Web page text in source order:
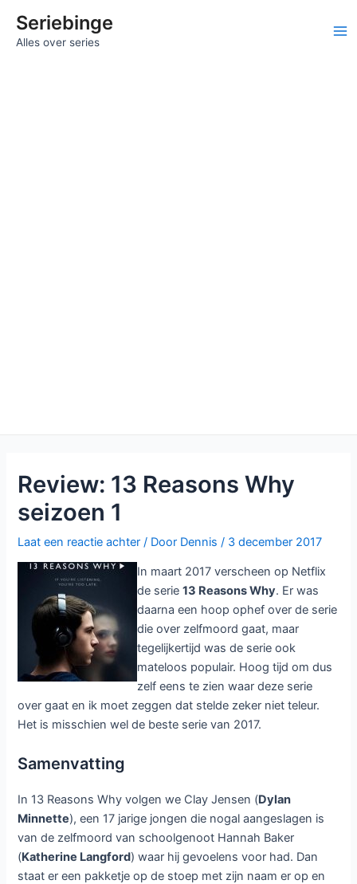
naarSeriebinge
Alles over series
Review: 13 Reasons Why
seizoen 1
Laat een reactie achter / Door Dennis/ 3 december 2017
In maart 2017 verscheen op Netflix
de serie13 Reasons Why. Er was
daarna een hoop ophef over de serie
die over zelfmoord gaat, maar
tegelijkertijd was de serie ook
mateloos populair. Hoog tijd om dus
zelf eens te zien waar deze serie
over gaat en ik moet zeggen dat stelde zeker niet teleur.
Het is misschien wel de beste serie van 2017.
Samenvatting
In 13 Reasons Why volgen we Clay Jensen (Dylan
Minnette), een 17 jarige jongen die nogal aangeslagen is
van de zelfmoord van schoolgenoot Hannah Baker
(Katherine Langford) waar hij gevoelens voor had. Dan
staat er een pakketje op de stoep met zijn naam er op en